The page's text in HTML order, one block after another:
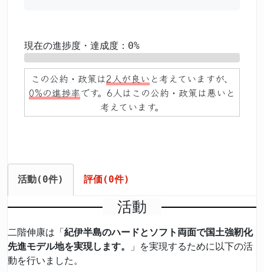
現在の進捗度・達成度：0%
この公約・政策は2人が良い と考えていますが、
0%の進捗率です。6人はこの公約・政策は悪いと
考えています。
活動(0件) 評価(0件)
活動
二階伸康は「紀伊半島のハードとソフト両面で国土強靭化
先進モデル地を実現します。
」を実現するために以下の活
動を行いました。